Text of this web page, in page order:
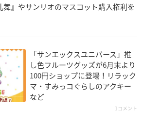
舞』やサンリオのマスコット購入権利を
「サンエックスユニバース」推
し色フルーツグッズが6月末より
100円ショップに登場！リラック
マ・すみっコぐらしのアクキー
など
1コメント